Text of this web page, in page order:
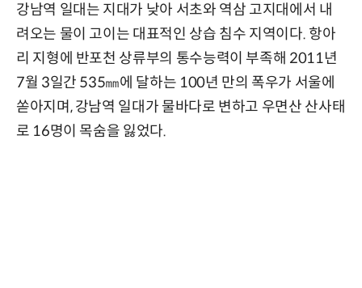
강남역 일대는 지대가 낮아 서초와 역삼 고지대에서 내
려오는 물이 고이는 대표적인 상습 침수 지역이다. 항아
리 지형에 반포천 상류부의 통수능력이 부족해 2011년
7월 3일간 535㎜에 달하는 100년 만의 폭우가 서울에
쏟아지며, 강남역 일대가 물바다로 변하고 우면산 산사태
로 16명이 목숨을 잃었다.